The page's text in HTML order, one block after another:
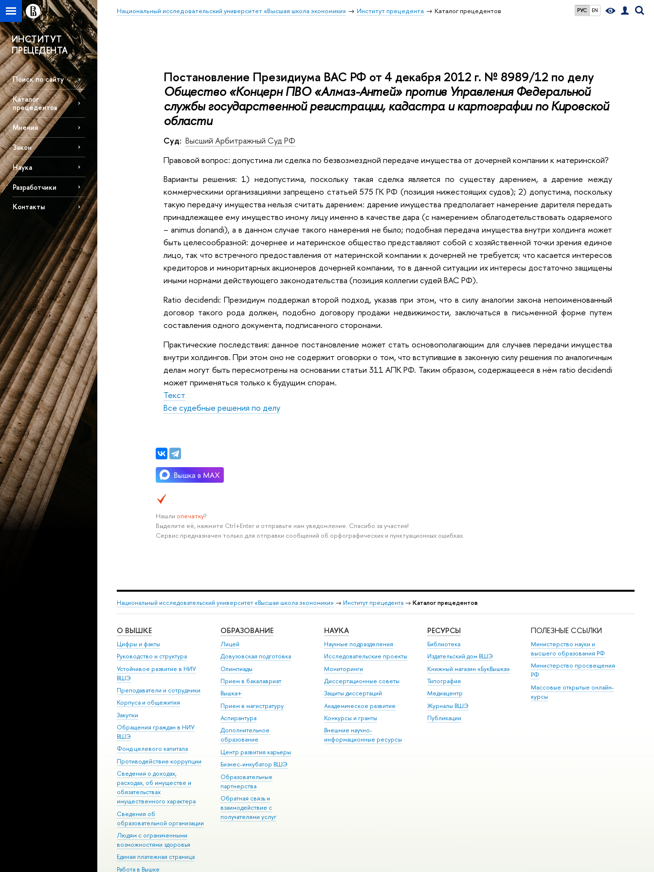
РУС EN
Национальный исследовательский университет «Высшая школа экономики» Институт прецедента Каталог прецедентов
ИНСТИТУТ
ПРЕЦЕДЕНТА
Поиск по сайту
Каталог
прецедентов
Мнения
Закон
Наука
Разработчики
Контакты
Постановление Президиума ВАС РФ от 4 декабря 2012 г. № 8989/12 по делу
Общество «Концерн ПВО «Алмаз-Антей» против Управления Федеральной
службы государственной регистрации, кадастра и картографии по Кировской
области
Суд: Высший Арбитражный Суд РФ
Правовой вопрос: допустима ли сделка по безвозмездной передаче имущества от дочерней компании к материнской?
Варианты решения: 1) недопустима, поскольку такая сделка является по существу дарением, а дарение между
коммерческими организациями запрещено статьей 575 ГК РФ (позиция нижестоящих судов); 2) допустима, поскольку
такую передачу имущества нельзя считать дарением: дарение имущества предполагает намерение дарителя передать
принадлежащее ему имущество иному лицу именно в качестве дара (с намерением облагодетельствовать одаряемого
– animus donandi), а в данном случае такого намерения не было; подобная передача имущества внутри холдинга может
быть целесообразной: дочернее и материнское общество представляют собой с хозяйственной точки зрения единое
лицо, так что встречного предоставления от материнской компании к дочерней не требуется; что касается интересов
кредиторов и миноритарных акционеров дочерней компании, то в данной ситуации их интересы достаточно защищены
иными нормами действующего законодательства (позиция коллегии судей ВАС РФ).
Ratio decidendi: Президиум поддержал второй подход, указав при этом, что в силу аналогии закона непоименованный
договор такого рода должен, подобно договору продажи недвижимости, заключаться в письменной форме путем
составления одного документа, подписанного сторонами.
Практические последствия: данное постановление может стать основополагающим для случаев передачи имущества
внутри холдингов. При этом оно не содержит оговорки о том, что вступившие в законную силу решения по аналогичным
делам могут быть пересмотрены на основании статьи 311 АПК РФ. Таким образом, содержащееся в нём ratio decidendi
может применяться только к будущим спорам.
Текст
Все судебные решения по делу
Нашли опечатку?
Выделите её, нажмите Ctrl+Enter и отправьте нам уведомление. Спасибо за участие!
Сервис предназначен только для отправки сообщений об орфографических и пунктуационных ошибках.
Национальный исследовательский университет «Высшая школа экономики» → Институт прецедента → Каталог прецедентов
О ВЫШКЕ
Цифры и факты
Руководство и структура
Устойчивое развитие в НИУ
ВШЭ
Преподаватели и сотрудники
Корпуса и общежития
Закупки
Обращения граждан в НИУ
ВШЭ
Фонд целевого капитала
Противодействие коррупции
Сведения о доходах,
расходах, об имуществе и
обязательствах
имущественного характера
Сведения об
образовательной организации
Людям с ограниченными
возможностями здоровья
Единая платежная страница
Работа в Вышке
ОБРАЗОВАНИЕ
Лицей
Довузовская подготовка
Олимпиады
Прием в бакалавриат
Вышка+
Прием в магистратуру
Аспирантура
Дополнительное
образование
Центр развития карьеры
Бизнес-инкубатор ВШЭ
Образовательные
партнерства
Обратная связь и
взаимодействие с
получателями услуг
НАУКА
Научные подразделения
Исследовательские проекты
Мониторинги
Диссертационные советы
Защиты диссертаций
Академическое развитие
Конкурсы и гранты
Внешние научно-
информационные ресурсы
РЕСУРСЫ
Библиотека
Издательский дом ВШЭ
Книжный магазин «БукВышка»
Типография
Медиацентр
Журналы ВШЭ
Публикации
ПОЛЕЗНЫЕ ССЫЛКИ
Министерство науки и
высшего образования РФ
Министерство просвещения
РФ
Массовые открытые онлайн-
курсы